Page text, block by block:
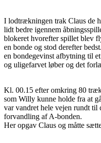
I lodtrækningen trak Claus de
lidt bedre igennem
blokeret hvorefter spillet blev
en bonde og stod derefter
en bondegevinst afbytning til
og uligefarvet løber og det
Kl. 00.15 efter omkring 80
som Willy kunne holde fra at
var vandret hele vejen rundt
forvandling af A-bonden.
Her opgav Claus og måtte